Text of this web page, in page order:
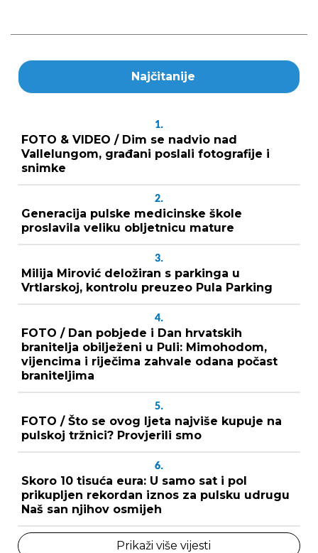
Najčitanije
1.
FOTO & VIDEO / Dim se nadvio nad
Vallelungom, građani poslali fotografije i
snimke
2.
Generacija pulske medicinske škole
proslavila veliku obljetnicu mature
3.
Milija Mirović deložiran s parkinga u
Vrtlarskoj, kontrolu preuzeo Pula Parking
4.
FOTO / Dan pobjede i Dan hrvatskih
branitelja obilježeni u Puli: Mimohodom,
vijencima i riječima zahvale odana počast
braniteljima
5.
FOTO / Što se ovog ljeta najviše kupuje na
pulskoj tržnici? Provjerili smo
6.
Skoro 10 tisuća eura: U samo sat i pol
prikupljen rekordan iznos za pulsku udrugu
Naš san njihov osmijeh
Prikaži više vijesti